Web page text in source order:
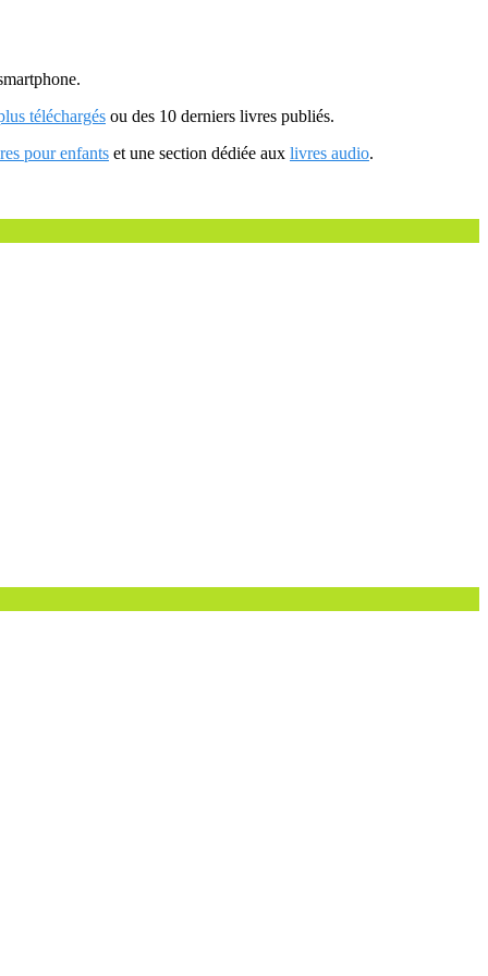
téléchargés ou des 10 derniers livres publiés.
pour enfants et une section dédiée aux livres audio.